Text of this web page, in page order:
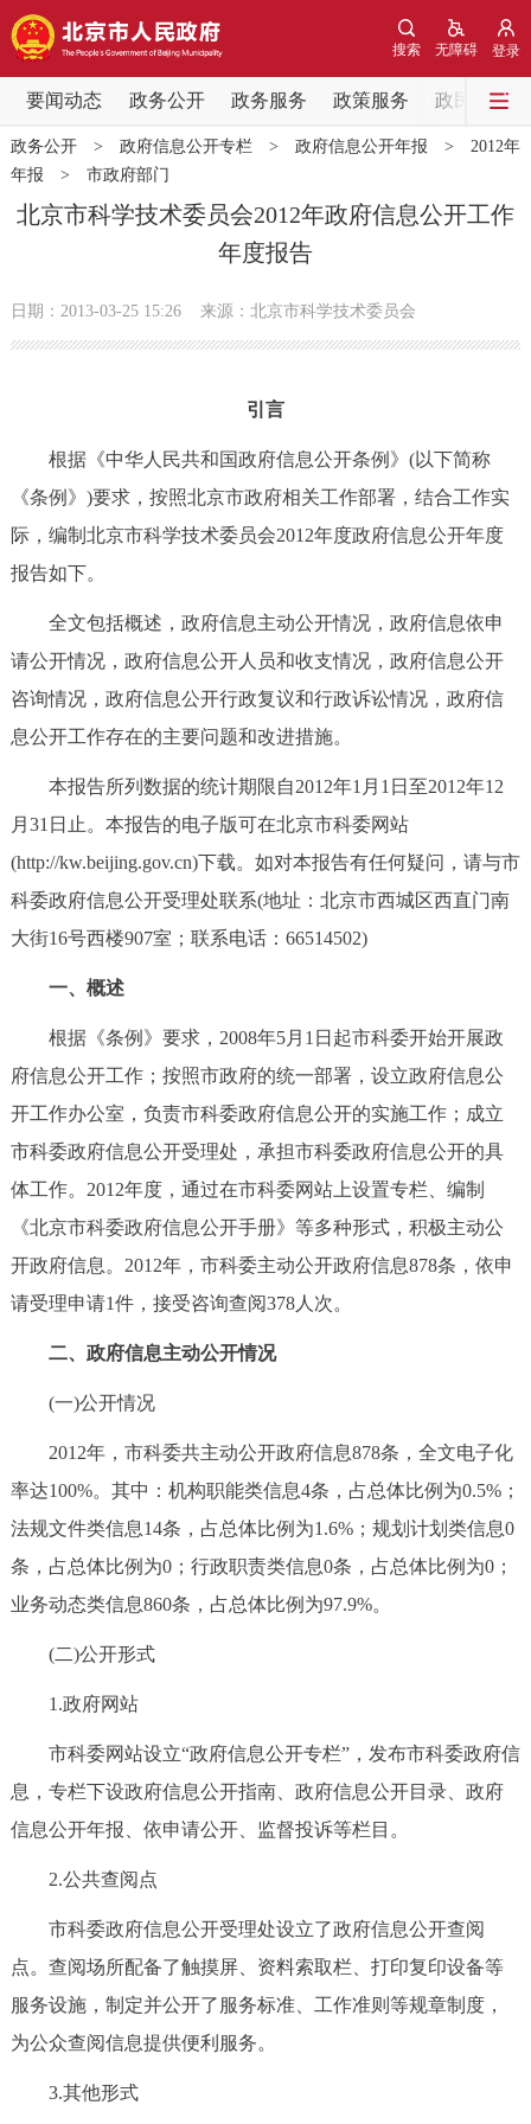
登录
无障碍
搜索
要闻动态 政务公开 政务服务 政策服务 政民互动
要闻动态
党中央精神 国务院信息 中央部委动态
北京要闻 会议信息 部门动态
机构职能
政策兑现 政策解读 回应关切
政务服务
便民服务 利企服务
中介服务 阳光政务
12345网上接诉即办 我要咨询
走进北京
绿色北京 图说北京 视频北京
多语种
DEUTSCH
ESPAÑOL العربية PORTUGUÊS
ITALIANO
政务公开> 政府信息公开专栏> 政府信息公开年报 > 2012年
年报 > 市政府部门
北京市科学技术委员会2012年政府信息公开工作
年度报告
日期：2013-03-25 15:26 来源：北京市科学技术委员会
引言
根据《中华人民共和国政府信息公开条例》(以下简称
《条例》)要求，按照北京市政府相关工作部署，结合工作实
际，编制北京市科学技术委员会2012年度政府信息公开年度
报告如下。
全文包括概述，政府信息主动公开情况，政府信息依申
请公开情况，政府信息公开人员和收支情况，政府信息公开
咨询情况，政府信息公开行政复议和行政诉讼情况，政府信
息公开工作存在的主要问题和改进措施。
本报告所列数据的统计期限自2012年1月1日至2012年12
月31日止。本报告的电子版可在北京市科委网站
(http://kw.beijing.gov.cn)下载。如对本报告有任何疑问，请与市
科委政府信息公开受理处联系(地址：北京市西城区西直门南
大街16号西楼907室；联系电话：66514502)
一、概述
根据《条例》要求，2008年5月1日起市科委开始开展政
府信息公开工作；按照市政府的统一部署，设立政府信息公
开工作办公室，负责市科委政府信息公开的实施工作；成立
市科委政府信息公开受理处，承担市科委政府信息公开的具
体工作。2012年度，通过在市科委网站上设置专栏、编制
《北京市科委政府信息公开手册》等多种形式，积极主动公
开政府信息。2012年，市科委主动公开政府信息878条，依申
请受理申请1件，接受咨询查阅378人次。
二、政府信息主动公开情况
(一)公开情况
2012年，市科委共主动公开政府信息878条，全文电子化
率达100%。其中：机构职能类信息4条，占总体比例为0.5%；
法规文件类信息14条，占总体比例为1.6%；规划计划类信息0
条，占总体比例为0；行政职责类信息0条，占总体比例为0；
业务动态类信息860条，占总体比例为97.9%。
(二)公开形式
1.政府网站
市科委网站设立“政府信息公开专栏”，发布市科委政府信
息，专栏下设政府信息公开指南、政府信息公开目录、政府
信息公开年报、依申请公开、监督投诉等栏目。
2.公共查阅点
市科委政府信息公开受理处设立了政府信息公开查阅
点。查阅场所配备了触摸屏、资料索取栏、打印复印设备等
服务设施，制定并公开了服务标准、工作准则等规章制度，
为公众查阅信息提供便利服务。
3.其他形式